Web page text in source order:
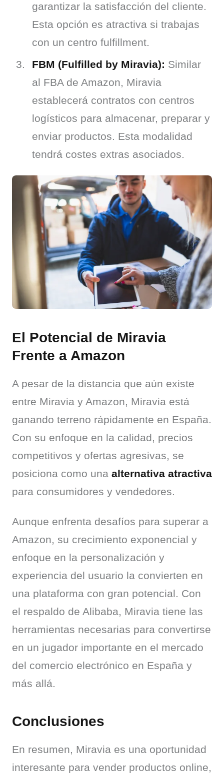
garantizar la satisfacción del cliente.
Esta opción es atractiva si trabajas
con un centro fulfillment.
FBM (Fulfilled by Miravia): Similar
al FBA de Amazon, Miravia
establecerá contratos con centros
logísticos para almacenar, preparar y
enviar productos. Esta modalidad
tendrá costes extras asociados.
El Potencial de Miravia
Frente a Amazon
A pesar de la distancia que aún existe
entre Miravia y Amazon, Miravia está
ganando terreno rápidamente en España.
Con su enfoque en la calidad, precios
competitivos y ofertas agresivas, se
posiciona como una alternativa atractiva
para consumidores y vendedores.
Aunque enfrenta desafíos para superar a
Amazon, su crecimiento exponencial y
enfoque en la personalización y
experiencia del usuario la convierten en
una plataforma con gran potencial. Con
el respaldo de Alibaba, Miravia tiene las
herramientas necesarias para convertirse
en un jugador importante en el mercado
del comercio electrónico en España y
más allá.
Conclusiones
En resumen, Miravia es una oportunidad
interesante para vender productos online,